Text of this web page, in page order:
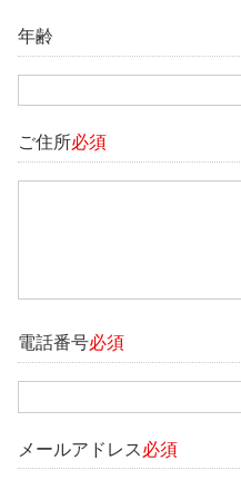
年齢
ご住所必須
電話番号必須
メールアドレス必須